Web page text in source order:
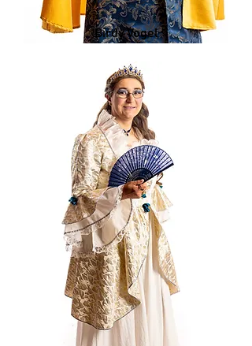
Birdy Vogel